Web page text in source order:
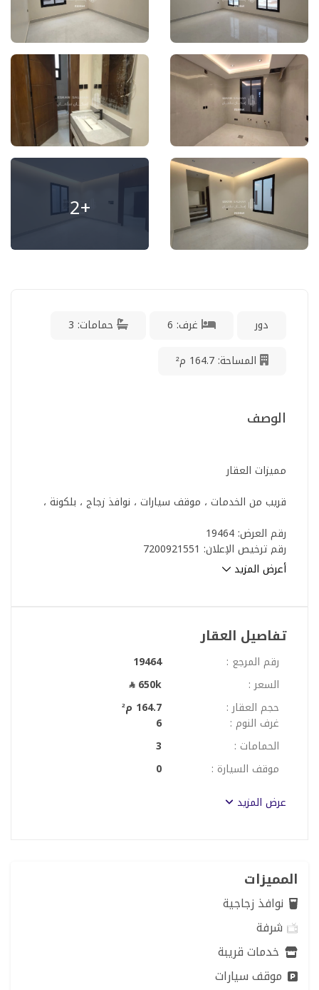
+2
دور غرف: 6
حمامات: 3
المساحة: 164.7 م²
الوصف
مميزات العقار
قريب من الخدمات ، موقف سيارات ، نوافذ زجاج ، بلكونة ،
رقم العرض: 19464
رقم ترخيص الإعلان: 7200921551
رقم رخصة فال: 1200019203
رقم الجوال: +966539053003
أعرض المزيد
تفاصيل العقار
رقم المرجع :
19464
السعر :
650k
حجم العقار :
164.7 م²
غرف النوم :
6
الحمامات :
3
موقف السيارة :
0
عرض المزيد
المميزات
نوافذ زجاجية
شرفة
خدمات قريبة
موقف سيارات